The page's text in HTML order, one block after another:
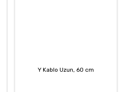
Y Kablo Uzun, 60 cm